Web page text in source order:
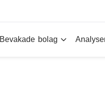
Bevakade bolag